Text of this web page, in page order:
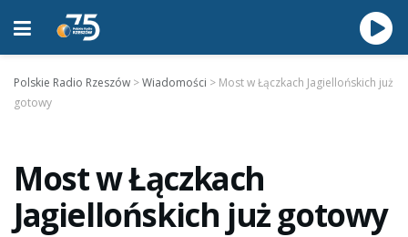
Polskie Radio Rzeszów >Wiadomości > Most w Łączkach Jagiellońskich już
gotowy
Most w Łączkach
Jagiellońskich już gotowy